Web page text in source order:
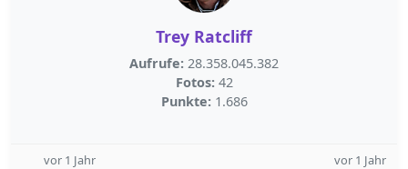
Trey Ratcliff
Aufrufe: 28.358.045.382
Fotos: 42
Punkte: 1.686
vor 1 Jahr vor 1 Jahr